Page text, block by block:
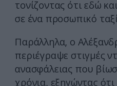
τονίζοντας ότι εδώ
σε ένα προσωπικό
Παράλληλα, ο
περιέγραψε στιγμές
ανασφάλειας που
χρόνια, εξηγώντας